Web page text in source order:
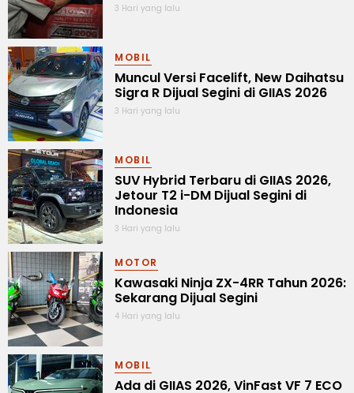
3 Hari yang lalu
MOBIL
Muncul Versi Facelift, New Daihatsu
Sigra R Dijual Segini di GIIAS 2026
3 Hari yang lalu
MOBIL
SUV Hybrid Terbaru di GIIAS 2026,
Jetour T2 i-DM Dijual Segini di
Indonesia
3 Hari yang lalu
MOTOR
Kawasaki Ninja ZX-4RR Tahun 2026:
Sekarang Dijual Segini
4 Hari yang lalu
MOBIL
Ada di GIIAS 2026, VinFast VF 7 ECO